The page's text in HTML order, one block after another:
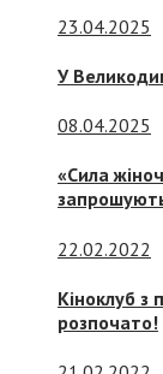
23.04.2025
У
08.04.2025
«Сила
22.02.2022
Кіноклуб з
розпочато!